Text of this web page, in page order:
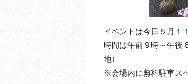
イベントは今日５月１
時間は午前９時～午
地）
※会場内に無料駐車ス